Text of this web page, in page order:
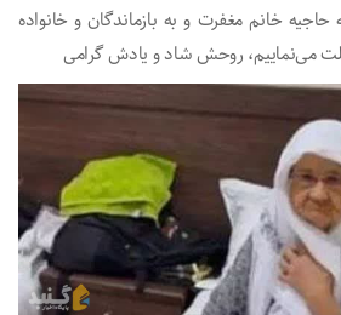
خانم مغفرت و به بازماندگان و خانواده
می‌نماییم، روحش شاد و یادش گرامی